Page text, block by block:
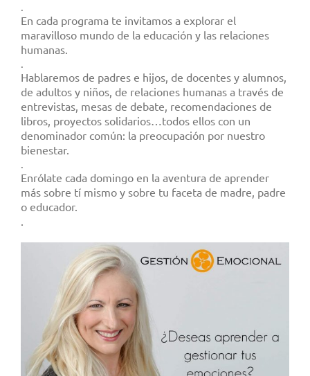
En cada programa te invitamos a explorar el
maravilloso mundo de la educación y las relaciones
humanas.
Hablaremos de padres e hijos, de docentes y alumnos,
de adultos y niños, de relaciones humanas a través de
entrevistas, mesas de debate, recomendaciones de
libros, proyectos solidarios…todos ellos con un
denominador común: la preocupación por nuestro
bienestar.
Enrólate cada domingo en la aventura de aprender
más sobre tí mismo y sobre tu faceta de madre, padre
o educador.